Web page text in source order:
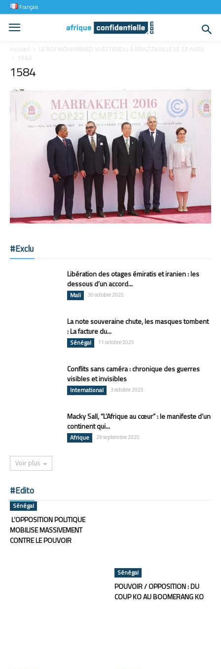
Français
Accueil
LE ROI MOHAMMED VI ATTENDU À BRAZZAVILLE LE 23 AVRIL
1584
1584
#Exclu
Libération des otages émiratis et iranien : les
dessous d’un accord...
Mali 30 octobre 2025
La note souveraine chute, les masques tombent
: La facture du...
Sénégal 11 octobre 2025
Conflits sans caméra : chronique des guerres
visibles et invisibles
International 3 octobre 2025
Macky Sall, “L’Afrique au cœur” : le manifeste d’un
continent qui...
Afrique 29 septembre 2025
Voir plus
#Edito
Sénégal
L’OPPOSITION POLITIQUE
MOBILISE MASSIVEMENT
CONTRE LE POUVOIR
Sénégal
POUVOIR / OPPOSITION : DU
COUP KO AU BOOMERANG KO